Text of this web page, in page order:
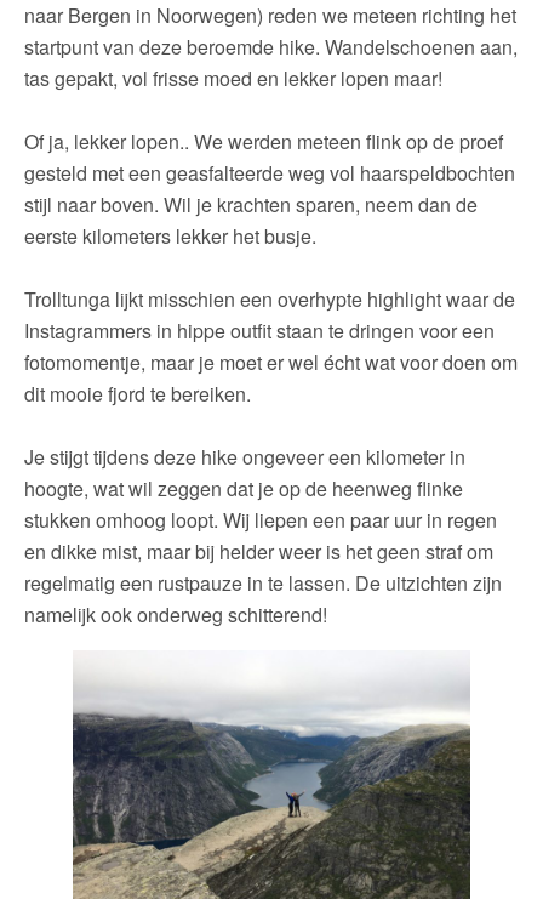
naar Bergen in Noorwegen) reden we meteen richting het
startpunt van deze beroemde hike. Wandelschoenen aan,
tas gepakt, vol frisse moed en lekker lopen maar!
Of ja, lekker lopen.. We werden meteen flink op de proef
gesteld met een geasfalteerde weg vol haarspeldbochten
stijl naar boven. Wil je krachten sparen, neem dan de
eerste kilometers lekker het busje.
Trolltunga lijkt misschien een overhypte highlight waar de
Instagrammers in hippe outfit staan te dringen voor een
fotomomentje, maar je moet er wel écht wat voor doen om
dit mooie fjord te bereiken.
Je stijgt tijdens deze hike ongeveer een kilometer in
hoogte, wat wil zeggen dat je op de heenweg flinke
stukken omhoog loopt. Wij liepen een paar uur in regen
en dikke mist, maar bij helder weer is het geen straf om
regelmatig een rustpauze in te lassen. De uitzichten zijn
namelijk ook onderweg schitterend!